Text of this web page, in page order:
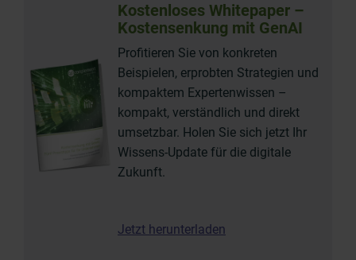
Kostenloses Whitepaper –
Kostensenkung mit GenAI
Profitieren Sie von konkreten
Beispielen, erprobten Strategien und
kompaktem Expertenwissen –
kompakt, verständlich und direkt
umsetzbar. Holen Sie sich jetzt Ihr
Wissens-Update für die digitale
Zukunft.
Jetzt herunterladen